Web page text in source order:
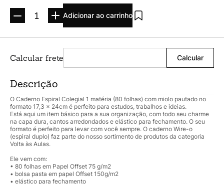
Adicionar ao carrinho
Descrição
O Caderno Espiral Colegial 1 matéria (80 folhas) com miolo pautado no
formato 17,3 x 24cm é perfeito para estudos, trabalhos e ideias.
Está aqui um item básico para a sua organização, com todo seu charme
na capa dura, cantos arredondados e elástico para fechamento. O seu
formato é perfeito para levar com você sempre. O caderno Wire-o
(espiral duplo) faz parte do nosso sortimento de produtos da categoria
Volta às Aulas.
Ele vem com:
• 80 folhas em Papel Offset 75 g/m2
• bolsa pasta em papel Offset 150g/m2
• elástico para fechamento